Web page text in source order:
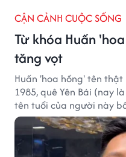
CẬN CẢNH CUỘC SỐNG
Từ khóa Huấn
tăng vọt
Huấn 'hoa hồng' tên thật
1985, quê Yên Bái (nay
tên tuổi của người này
vọt.